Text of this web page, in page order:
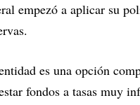
empezó a aplicar su
es una opción
fondos a tasas muy